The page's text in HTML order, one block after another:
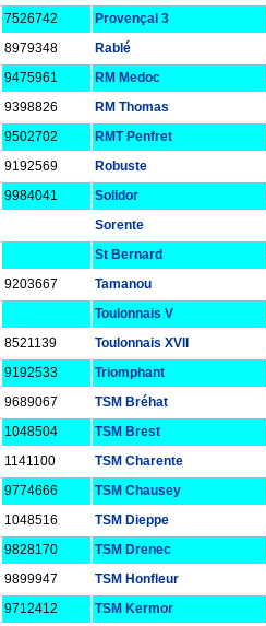
7526742
Provençal 3
8979348
Rablé
9475961
RM Medoc
9398826
RM Thomas
9502702
RMT Penfret
9192569
Robuste
9984041
Solidor
Sorente
St Bernard
9203667
Tamanou
Toulonnais V
8521139
Toulonnais XVII
9192533
Triomphant
9689067
TSM Bréhat
1048504
TSM Brest
1141100
TSM Charente
9774666
TSM Chausey
1048516
TSM Dieppe
9828170
TSM Drenec
9899947
TSM Honfleur
9712412
TSM Kermor